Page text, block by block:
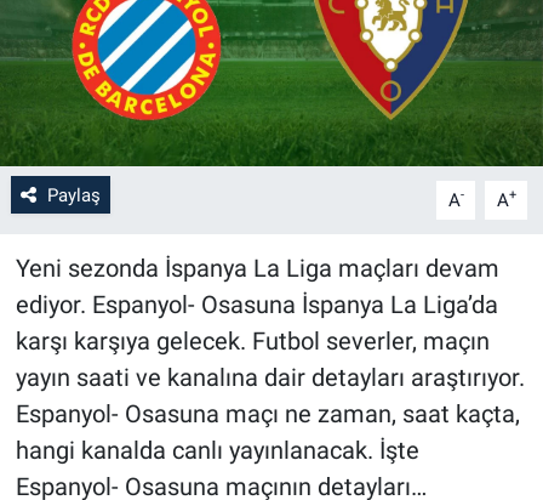
Paylaş A- A+
Yeni sezonda İspanya La Liga maçları devam
ediyor. Espanyol- Osasuna İspanya La Liga’da
karşı karşıya gelecek. Futbol severler, maçın
yayın saati ve kanalına dair detayları araştırıyor.
Espanyol- Osasuna maçı ne zaman, saat kaçta,
hangi kanalda canlı yayınlanacak. İşte
Espanyol- Osasuna maçının detayları…